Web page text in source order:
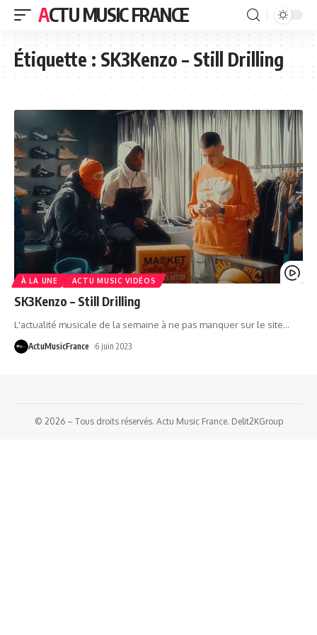
ACTU MUSIC FRANCE
Étiquette :SK3Kenzo – Still Drilling
À LA UNE ACTU MUSIC VIDÉOS
SK3Kenzo – Still Drilling
L'actualité musicale de la semaine à ne pas manquer sur le site…
ActuMusicFrance 6 juin 2023
© 2026 – Tous droits réservés. Actu Music France. Delit2KGroup